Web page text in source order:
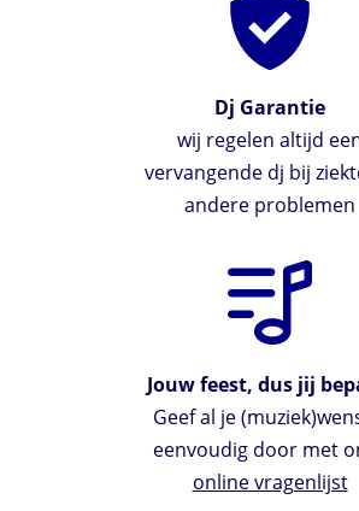
Dj Garantie
wij regelen altijd
vervangende dj bij
andere problemen
Jouw feest, dus jij
Geef al je
eenvoudig door met
online vragenlijst